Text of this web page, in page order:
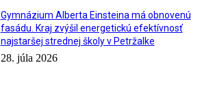
Gymnázium Alberta Einsteina má obnovenú
fasádu. Kraj zvýšil energetickú efektívnosť
najstaršej strednej školy v Petržalke
28. júla 2026